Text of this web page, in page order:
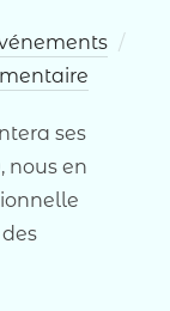
ses
nous en